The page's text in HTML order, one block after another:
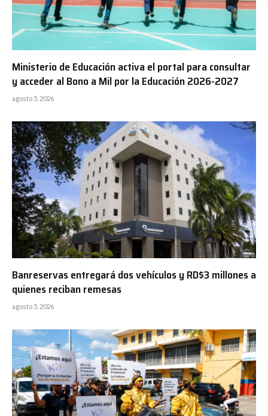
Ministerio de Educación activa el portal para consultar
y acceder al Bono a Mil por la Educación 2026-2027
agosto 5, 2026
Banreservas entregará dos vehículos y RD$3 millones a
quienes reciban remesas
agosto 5, 2026